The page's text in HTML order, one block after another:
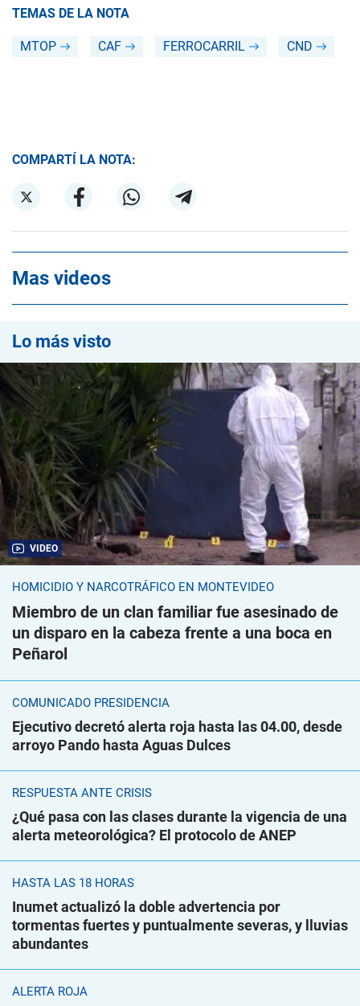
TEMAS DE LA NOTA
MTOP CAF FERROCARRIL CND
COMPARTÍ LA NOTA:
Mas videos
Lo más visto
VIDEO
HOMICIDIO Y NARCOTRÁFICO EN MONTEVIDEO
Miembro de un clan familiar fue asesinado de
un disparo en la cabeza frente a una boca en
Peñarol
COMUNICADO PRESIDENCIA
Ejecutivo decretó alerta roja hasta las 04.00, desde
arroyo Pando hasta Aguas Dulces
RESPUESTA ANTE CRISIS
¿Qué pasa con las clases durante la vigencia de una
alerta meteorológica? El protocolo de ANEP
HASTA LAS 18 HORAS
Inumet actualizó la doble advertencia por
tormentas fuertes y puntualmente severas, y lluvias
abundantes
ALERTA ROJA